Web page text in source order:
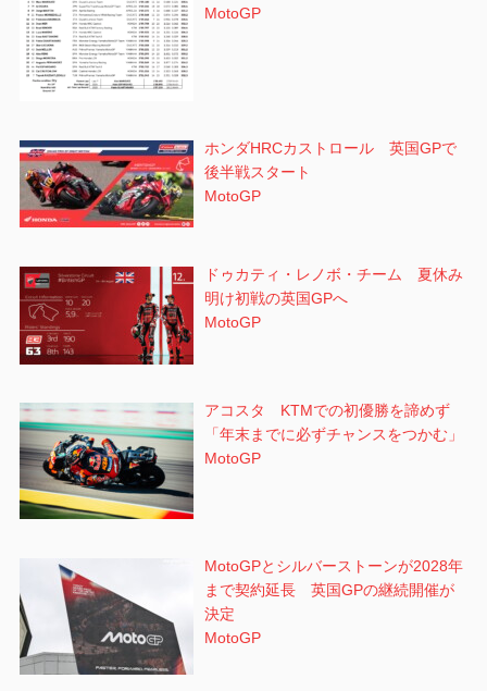
MotoGP
ホンダHRCカストロール 英国GPで
後半戦スタート
MotoGP
ドゥカティ・レノボ・チーム 夏休み
明け初戦の英国GPへ
MotoGP
アコスタ KTMでの初優勝を諦めず
「年末までに必ずチャンスをつかむ」
MotoGP
MotoGPとシルバーストーンが2028年
まで契約延長 英国GPの継続開催が
決定
MotoGP